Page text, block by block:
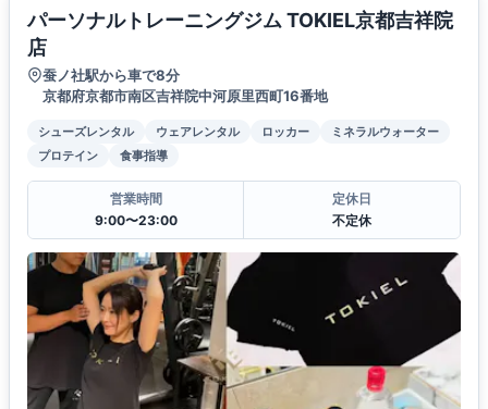
パーソナルトレーニングジム TOKIEL京都吉祥院
店
蚕ノ社駅から車で8分
京都府京都市南区吉祥院中河原里西町16番地
シューズレンタル ウェアレンタル ロッカー
ミネラルウォーター
プロテイン
食事指導
営業時間
9:00〜23:00
定休日
不定休